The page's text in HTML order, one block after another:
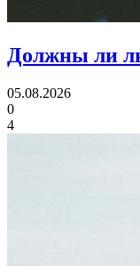
Должны ли
05.08.2026
0
4